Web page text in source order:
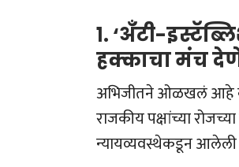
१. ‘अँटी-
हक्काचा मंच
अभिजीतने ओळखलं आहे
राजकीय पक्षांच्या
न्यायव्यवस्थेकडून आलेली